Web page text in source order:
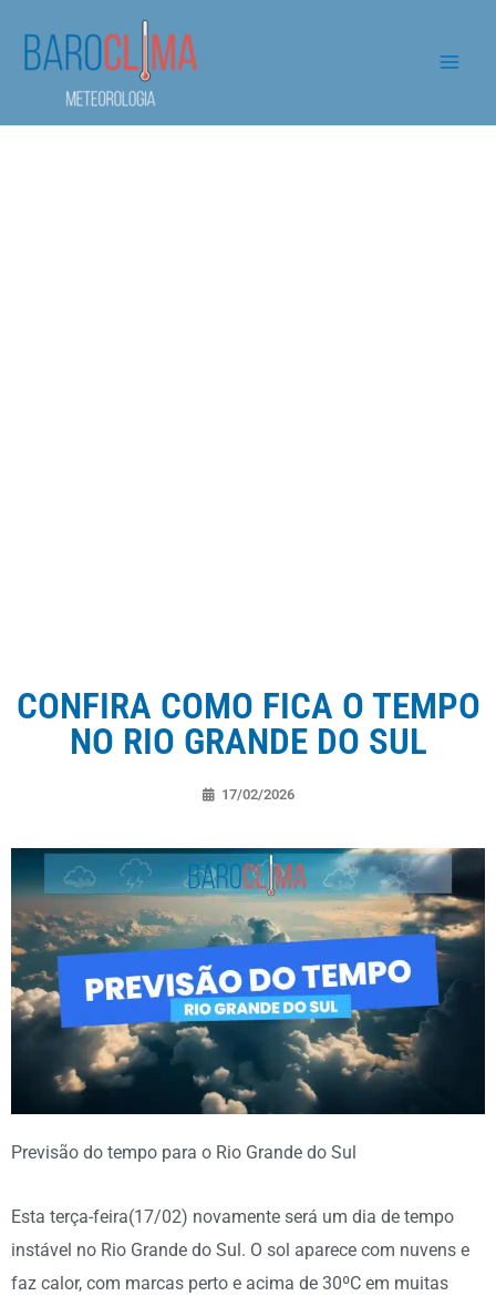
CONFIRA COMO FICA O TEMPO
NO RIO GRANDE DO SUL
17/02/2026
Previsão do tempo para o Rio Grande do Sul
Esta terça-feira(17/02) novamente será um dia de tempo
instável no Rio Grande do Sul. O sol aparece com nuvens e
faz calor, com marcas perto e acima de 30ºC em muitas